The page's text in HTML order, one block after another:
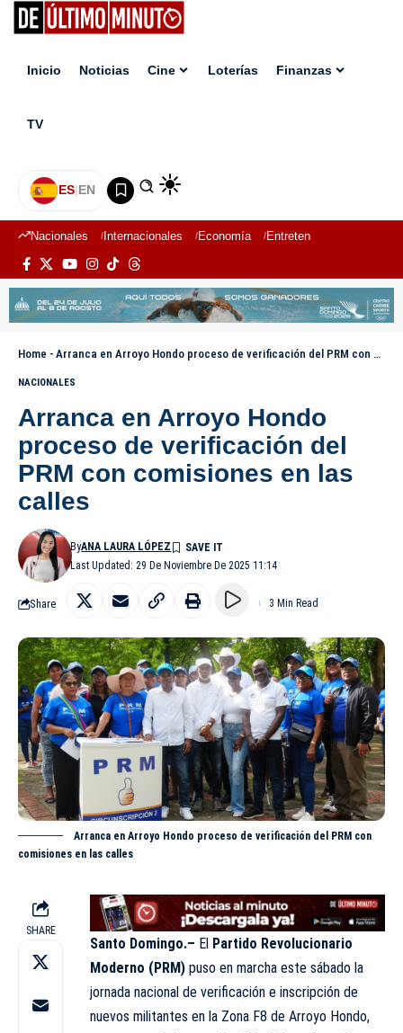
Inicio Noticias Cine Loterías Finanzas
TV
ES|EN
Nacionales Internacionales Economía Entretenimiento
Home - Arranca en Arroyo Hondo proceso de verificación del PRM con comisiones en las calles
NACIONALES
Arranca en Arroyo Hondo
proceso de verificación del
PRM con comisiones en las
calles
Last Updated: 29 De Noviembre De 2025 11:14
ByANA LAURA LÓPEZ
Share 3 Min Read
Arranca en Arroyo Hondo proceso de verificación del PRM con
comisiones en las calles
SHARE
Santo Domingo.– El Partido Revolucionario
Moderno (PRM) puso en marcha este sábado la
jornada nacional de verificación e inscripción de
nuevos militantes en la Zona F8 de Arroyo Hondo,